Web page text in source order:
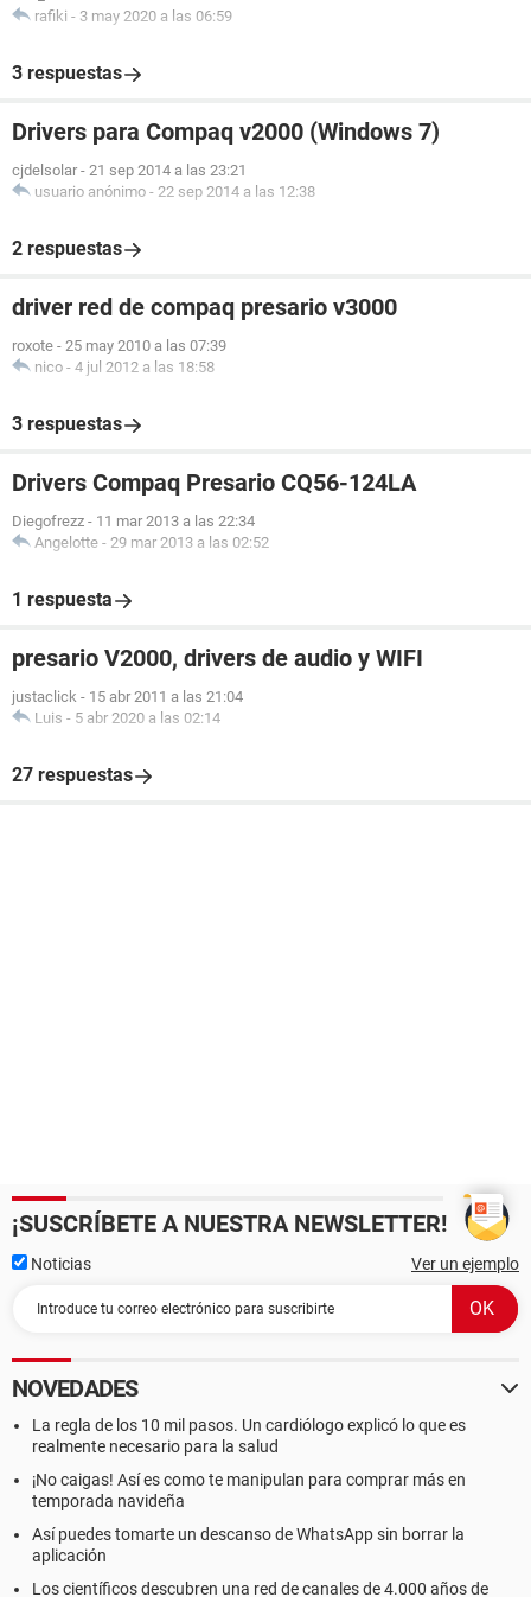
rafiki - 3 may 2020 a las 06:59
3 respuestas
Drivers para Compaq v2000 (Windows 7)
cjdelsolar - 21 sep 2014 a las 23:21
usuario anónimo - 22 sep 2014 a las 12:38
2 respuestas
driver red de compaq presario v3000
roxote - 25 may 2010 a las 07:39
nico - 4 jul 2012 a las 18:58
3 respuestas
Drivers Compaq Presario CQ56-124LA
Diegofrezz - 11 mar 2013 a las 22:34
Angelotte - 29 mar 2013 a las 02:52
1 respuesta
presario V2000, drivers de audio y WIFI
justaclick - 15 abr 2011 a las 21:04
Luis - 5 abr 2020 a las 02:14
27 respuestas
¡SUSCRÍBETE A NUESTRA NEWSLETTER!
Noticias Ver un ejemplo
NOVEDADES
La regla de los 10 mil pasos. Un cardiólogo explicó lo que es
realmente necesario para la salud
¡No caigas! Así es como te manipulan para comprar más en
temporada navideña
Así puedes tomarte un descanso de WhatsApp sin borrar la
aplicación
Los científicos descubren una red de canales de 4.000 años de